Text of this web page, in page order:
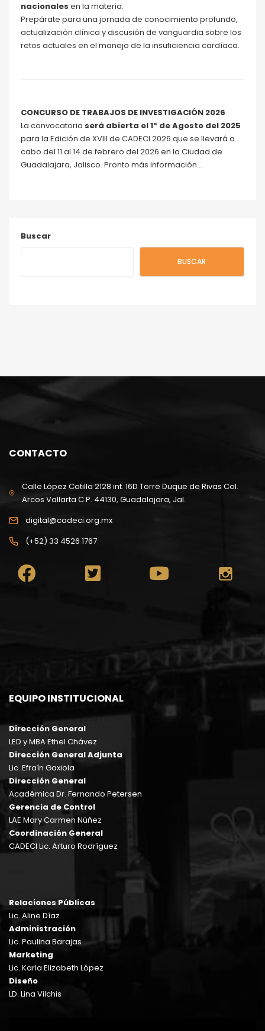
nacionales en la materia.
Prepárate para una jornada de conocimiento profundo,
actualización clínica y discusión de vanguardia sobre los
retos actuales en el manejo de la insuficiencia cardíaca.
CONCURSO DE TRABAJOS DE INVESTIGACIÓN 2026
La convocatoria será abierta el 1º de Agosto del 2025
para la Edición de XVIII de CADECI 2026 que se llevará a
cabo del 11 al 14 de febrero del 2026 en la Ciudad de
Guadalajara, Jalisco. Pronto más información…
Buscar
BUSCAR
CONTACTO
Calle López Cotilla 2128 int. 16D Torre Duque de Rivas Col.
Arcos Vallarta C.P. 44130, Guadalajara, Jal.
digital@cadeci.org.mx
(+52) 33 4526 1767
EQUIPO INSTITUCIONAL
Dirección General
LED y MBA Ethel Chávez
Dirección General Adjunta
Lic. Efraín Gaxiola
Dirección General
Académica Dr. Fernando Petersen
Gerencia de Control
LAE Mary Carmen Núñez
Coordinación General
CADECI Lic. Arturo Rodríguez
Relaciones Públicas
Lic. Aline Díaz
Administración
Lic. Paulina Barajas
Marketing
Lic. Karla Elizabeth López
Diseño
LD. Lina Vilchis